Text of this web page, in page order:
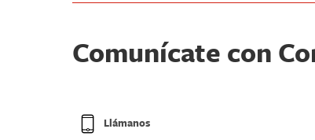
Comunícate con
Llámanos